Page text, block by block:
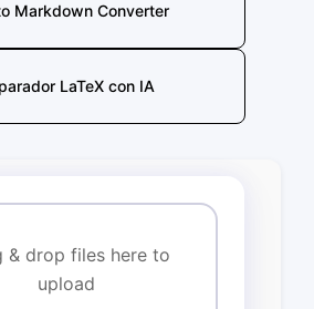
Markdown Converter
LaTeX con IA
& drop files here to
upload